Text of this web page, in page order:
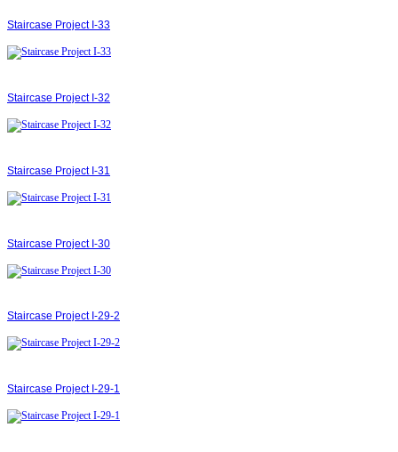
Staircase Project І-33
Staircase Project І-32
Staircase Project І-31
Staircase Project І-30
Staircase Project І-29-2
Staircase Project І-29-1